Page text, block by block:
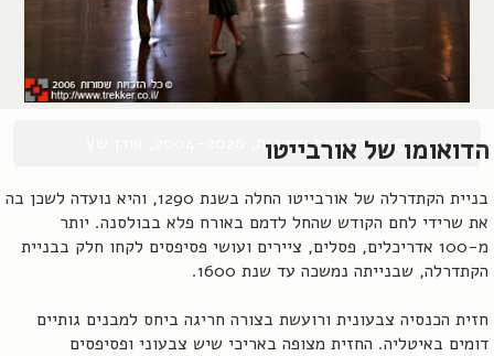
הדואומו של אורבייטו
בניית הקתדרלה של אורבייטו החלה בשנת 1290, והיא נועדה לשכן בה
את שרידי לחם הקודש שהחל לדמם באורח פלא בבולסנה. יותר
מ-100 אדריכלים, פסלים, ציירים ועושי פסיפסים לקחו חלק בבניית
הקתדרלה, שבנייתה נמשכה עד שנת 1600.
חזית הכנסיה צבעונית ורועשת בצורה חריגה ביחס למבנים גותיים
דומים באיטליה. החזית מצופה באריכי שיש צבעוני ופסיפסים
© כל הזכויות שמורות, 2004-2026, אורן שץ